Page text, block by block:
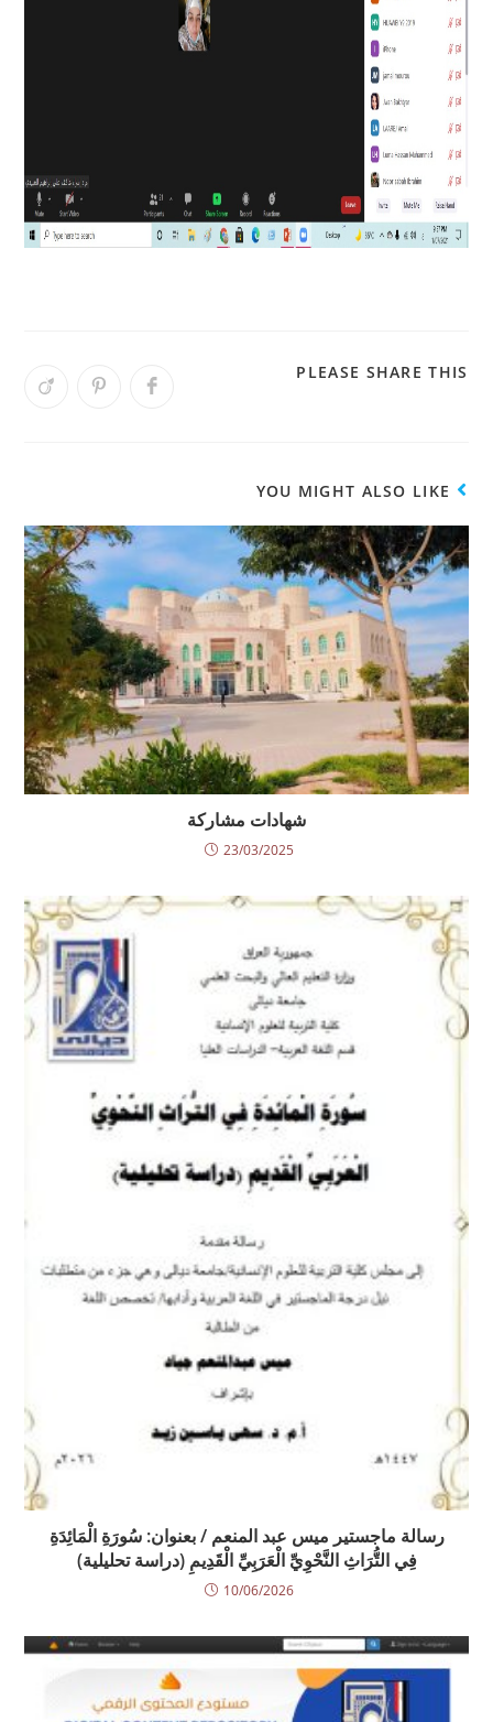
PLEASE SHARE THIS
YOU MIGHT ALSO LIKE
شهادات مشاركة
23/03/2025
رسالة ماجستير ميس عبد المنعم / بعنوان: سُورَةِ الْمَائِدَةِ
فِي التُّرَاثِ النَّحْوِيِّ الْعَرَبِيِّ الْقَدِيمِ (دراسة تحليلية)
10/06/2026